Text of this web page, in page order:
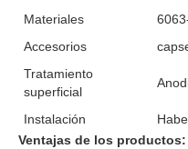
Materiales
Accesorios
Tratamiento
superficial
Instalación
Ventajas de los productos: